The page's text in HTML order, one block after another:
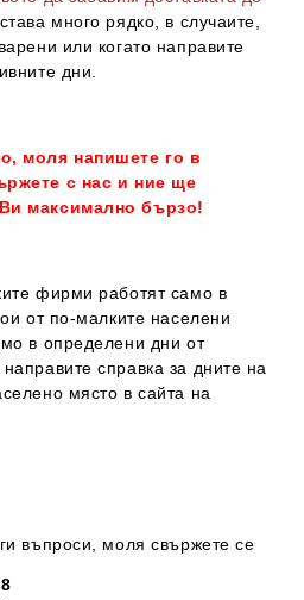
много рядко, в случаите,
или когато направите
дни.
моля напишете го в
с нас и ние ще
максимално бързо!
фирми работят само в
от по-малките населени
в определени дни от
справка за дните на
място в сайта на
въпроси, моля свържете се